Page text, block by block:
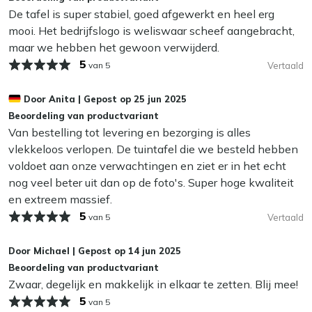
Vergrijsde houtkleur:De old teak greywash kleur
geeft meteen een rustige, doorleefde look, zonder dat
je eerst jaren hoeft te wachten.
Aluminium onderstel:
Het frame is stevig maar licht,
verschuift als de zon draait.
Formaat 200x100 cm:Comfortabel met 6 personen
eten, met genoeg ruimte in het midden voor pannen
en serveerschalen.
Extra plek aan de kopse kanten:Bij drukke
etentjes schuif je gewoon nog een stoel aan het
uiteinde voor een extra zitplaats.
Bekijk meer Tuin eettafels
Extra bescherming
Wil je je tuintafel extra beschermen tegen water en vuil?
onze Kees Smit Teak & Hardhout shield voor het blad en
Kees Smit Multi-surface beschermer voor het frame. Zo
blijft je tuintafel langer mooi en hoef je minder vaak
schoon te maken. Dat is wel zo fijn!
Belangrijk om te weten: deze tuintafel is voorzien van
een Old teak greywash behandeling. Wij raden aan om
de tuintafel af te nemen met een natte doek na
aflevering om stof te verwijderen. Een grondige reiniging
omdat je hiermee de grijze laag kan aantasten.
Kan ik mijn tuintafel het hele jaar buiten laten
De tafel is super stabiel, goed afgewerkt en heel erg
mooi. Het bedrijfslogo is weliswaar scheef aangebracht,
maar we hebben het gewoon verwijderd.
5 van 5 Vertaald
Door Anita | Gepost op 25 jun 2025
Beoordeling van productvariant
Van bestelling tot levering en bezorging is alles
vlekkeloos verlopen. De tuintafel die we besteld hebben
voldoet aan onze verwachtingen en ziet er in het echt
nog veel beter uit dan op de foto's. Super hoge kwaliteit
en extreem massief.
5 van 5 Vertaald
Door Michael | Gepost op 14 jun 2025
Beoordeling van productvariant
Zwaar, degelijk en makkelijk in elkaar te zetten. Blij mee!
5 van 5